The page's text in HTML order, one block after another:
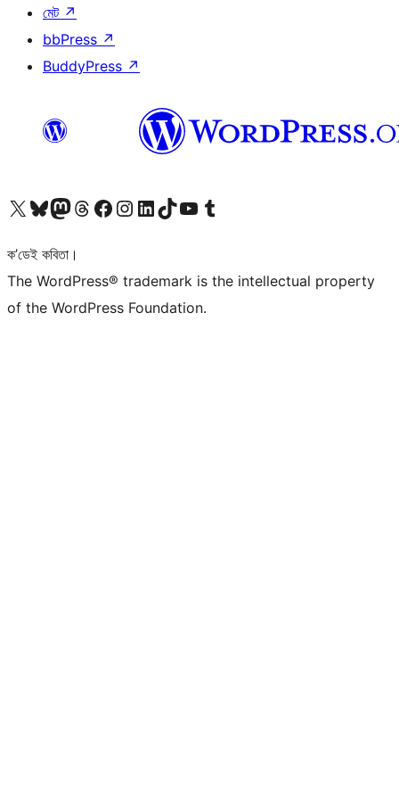
মেট ↗
bbPress ↗
BuddyPress ↗
আমাৰ X (আগৰ Twitter) একাউণ্টলৈ যাওকআমাৰ Bluesky একাউণ্টলৈ যাওকআমাৰ Mastodon একাউণ্টলৈ যাওকআমাৰ Threads একাউণ্টলৈ যাওকআমাৰ Facebook পৃষ্ঠালৈ যাওকআমাৰ Instagram একাউণ্টলৈ যাওকআমাৰ LinkedIn একাউণ্টলৈ যাওকআমাৰ TikTok একাউণ্টলৈ যাওকআমাৰ YouTube চেনেললৈ যাওকআমাৰ Tumblr একাউণ্টলৈ যাওক
ক’ডেই কবিতা।
The WordPress® trademark is the intellectual property
of the WordPress Foundation.